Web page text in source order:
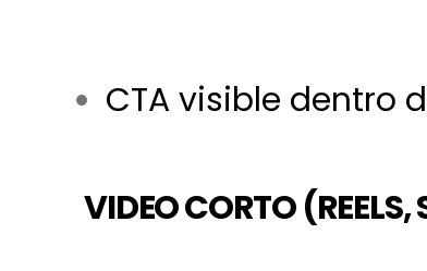
CTA visible dentro
VIDEO CORTO (REELS,